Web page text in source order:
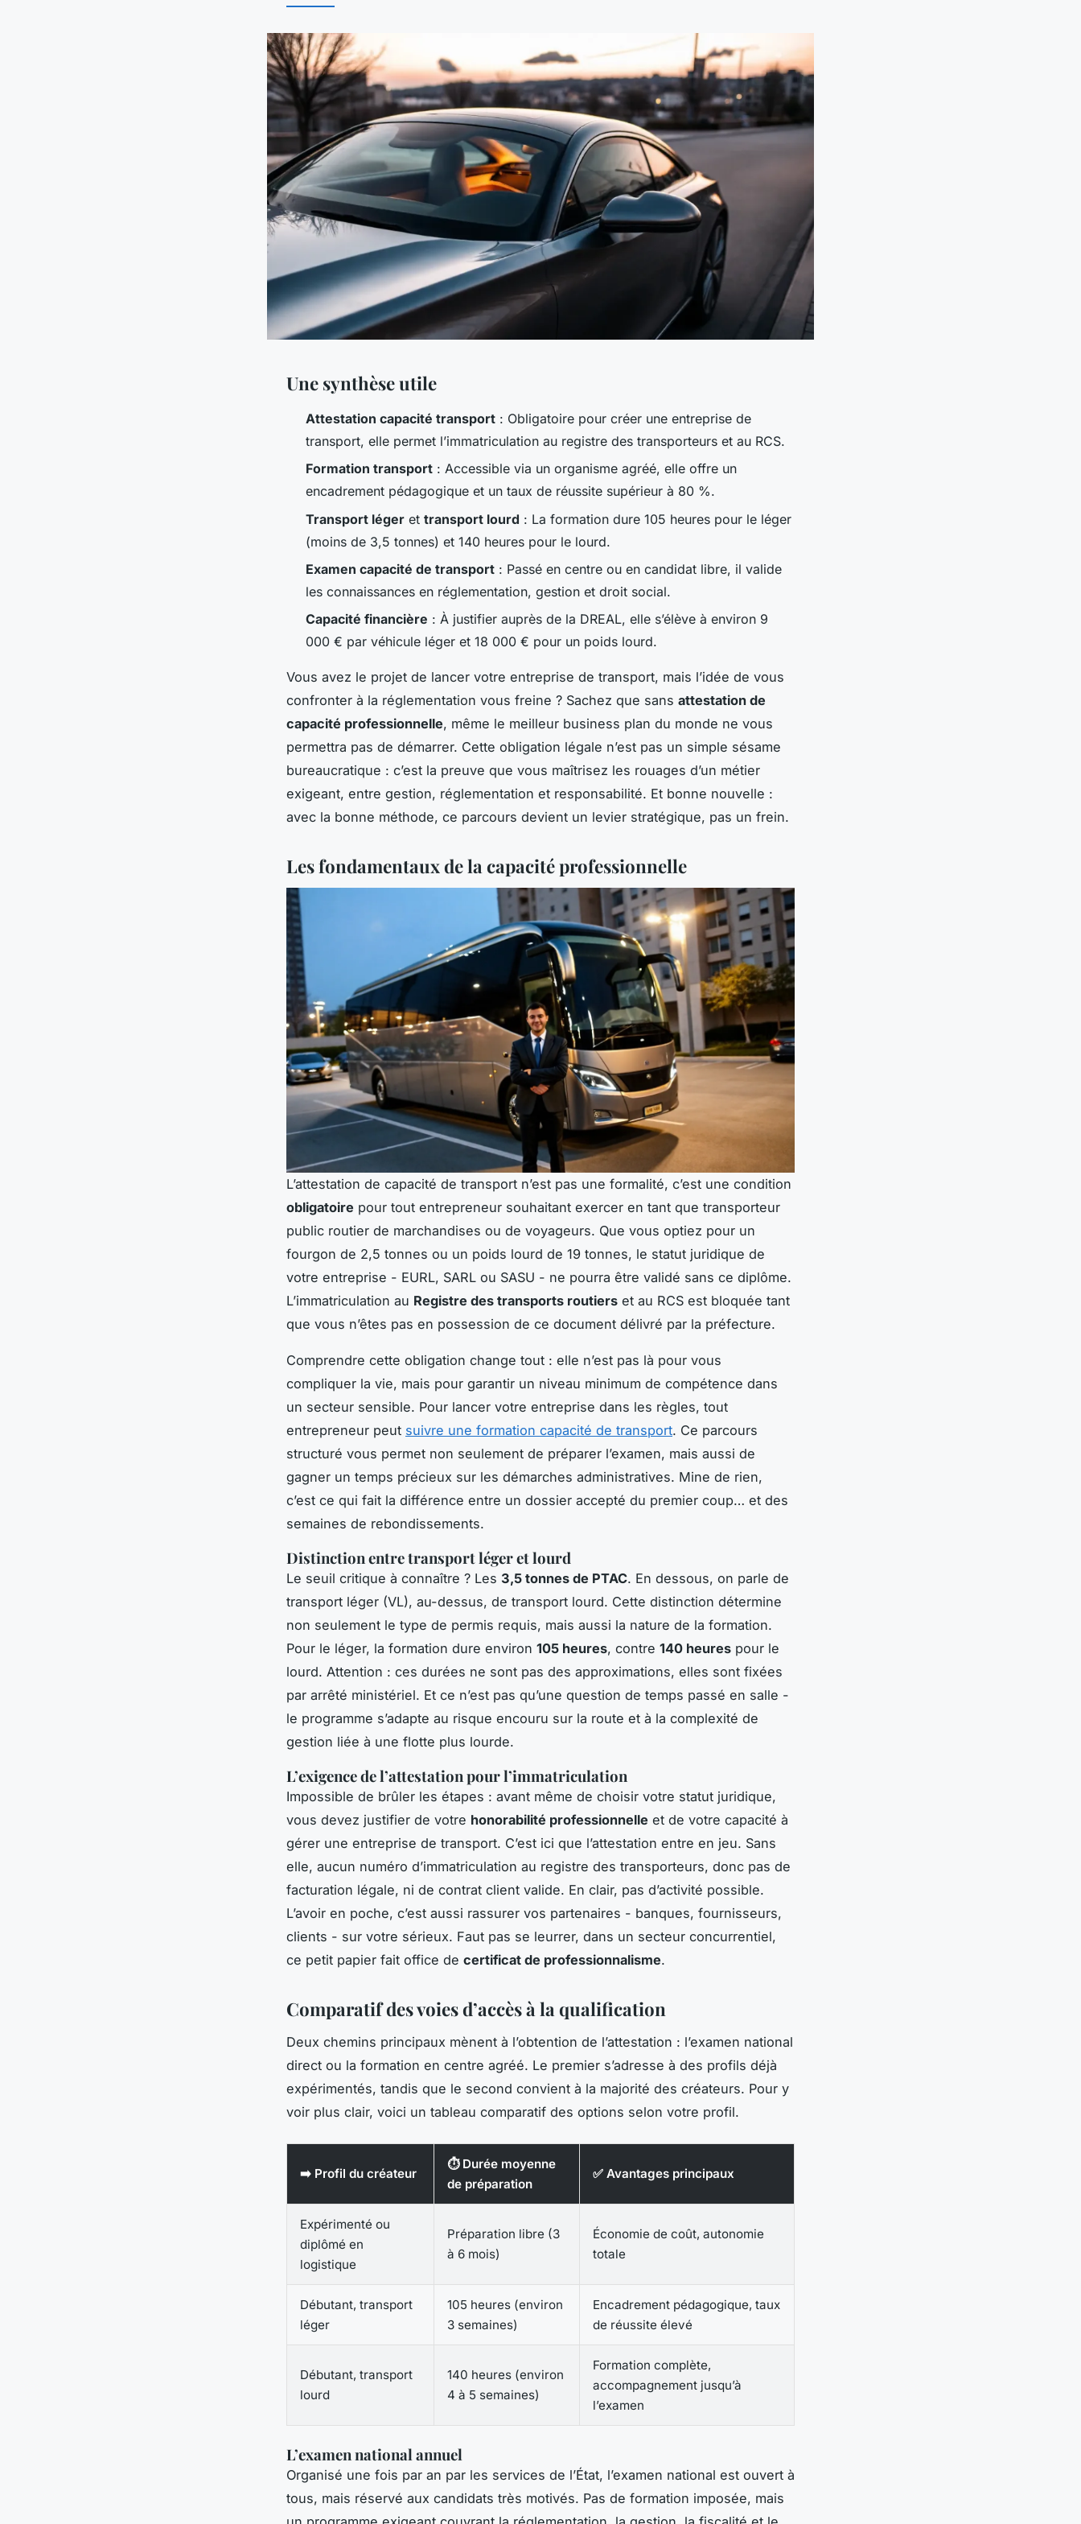
Une synthèse utile
Attestation capacité transport : Obligatoire pour créer une entreprise de
transport, elle permet l’immatriculation au registre des transporteurs et au RCS.
Formation transport : Accessible via un organisme agréé, elle offre un
encadrement pédagogique et un taux de réussite supérieur à 80 %.
Transport léger et transport lourd : La formation dure 105 heures pour le léger
(moins de 3,5 tonnes) et 140 heures pour le lourd.
Examen capacité de transport : Passé en centre ou en candidat libre, il valide
les connaissances en réglementation, gestion et droit social.
Capacité financière : À justifier auprès de la DREAL, elle s’élève à environ 9
000 € par véhicule léger et 18 000 € pour un poids lourd.
Vous avez le projet de lancer votre entreprise de transport, mais l’idée de vous
confronter à la réglementation vous freine ? Sachez que sans attestation de
capacité professionnelle, même le meilleur business plan du monde ne vous
permettra pas de démarrer. Cette obligation légale n’est pas un simple sésame
bureaucratique : c’est la preuve que vous maîtrisez les rouages d’un métier
exigeant, entre gestion, réglementation et responsabilité. Et bonne nouvelle :
avec la bonne méthode, ce parcours devient un levier stratégique, pas un frein.
Les fondamentaux de la capacité professionnelle
L’attestation de capacité de transport n’est pas une formalité, c’est une condition
obligatoire pour tout entrepreneur souhaitant exercer en tant que transporteur
public routier de marchandises ou de voyageurs. Que vous optiez pour un
fourgon de 2,5 tonnes ou un poids lourd de 19 tonnes, le statut juridique de
votre entreprise - EURL, SARL ou SASU - ne pourra être validé sans ce diplôme.
L’immatriculation au Registre des transports routiers et au RCS est bloquée tant
que vous n’êtes pas en possession de ce document délivré par la préfecture.
Comprendre cette obligation change tout : elle n’est pas là pour vous
compliquer la vie, mais pour garantir un niveau minimum de compétence dans
un secteur sensible. Pour lancer votre entreprise dans les règles, tout
entrepreneur peut suivre une formation capacité de transport. Ce parcours
structuré vous permet non seulement de préparer l’examen, mais aussi de
gagner un temps précieux sur les démarches administratives. Mine de rien,
c’est ce qui fait la différence entre un dossier accepté du premier coup… et des
semaines de rebondissements.
Distinction entre transport léger et lourd
Le seuil critique à connaître ? Les 3,5 tonnes de PTAC. En dessous, on parle de
transport léger (VL), au-dessus, de transport lourd. Cette distinction détermine
non seulement le type de permis requis, mais aussi la nature de la formation.
Pour le léger, la formation dure environ 105 heures, contre 140 heures pour le
lourd. Attention : ces durées ne sont pas des approximations, elles sont fixées
par arrêté ministériel. Et ce n’est pas qu’une question de temps passé en salle -
le programme s’adapte au risque encouru sur la route et à la complexité de
gestion liée à une flotte plus lourde.
L’exigence de l’attestation pour l’immatriculation
Impossible de brûler les étapes : avant même de choisir votre statut juridique,
vous devez justifier de votre honorabilité professionnelle et de votre capacité à
gérer une entreprise de transport. C’est ici que l’attestation entre en jeu. Sans
elle, aucun numéro d’immatriculation au registre des transporteurs, donc pas de
facturation légale, ni de contrat client valide. En clair, pas d’activité possible.
L’avoir en poche, c’est aussi rassurer vos partenaires - banques, fournisseurs,
clients - sur votre sérieux. Faut pas se leurrer, dans un secteur concurrentiel,
ce petit papier fait office de certificat de professionnalisme.
Comparatif des voies d’accès à la qualification
Deux chemins principaux mènent à l’obtention de l’attestation : l’examen national
direct ou la formation en centre agréé. Le premier s’adresse à des profils déjà
expérimentés, tandis que le second convient à la majorité des créateurs. Pour y
voir plus clair, voici un tableau comparatif des options selon votre profil.
➡️ Profil du créateur
⏱️ Durée moyenne
de préparation
✅ Avantages principaux
Expérimenté ou
diplômé en
logistique
Préparation libre (3
à 6 mois)
Économie de coût, autonomie
totale
Débutant, transport
léger
105 heures (environ
3 semaines)
Encadrement pédagogique, taux
de réussite élevé
Débutant, transport
lourd
140 heures (environ
4 à 5 semaines)
Formation complète,
accompagnement jusqu’à
l’examen
L’examen national annuel
Organisé une fois par an par les services de l’État, l’examen national est ouvert à
tous, mais réservé aux candidats très motivés. Pas de formation imposée, mais